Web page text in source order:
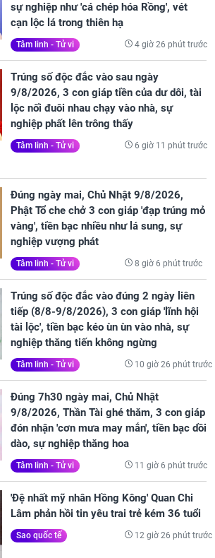
sự nghiệp như 'cá chép hóa Rồng', vét
cạn lộc lá trong thiên hạ
Tâm linh - Tử vi 4 giờ 26 phút trước
Trúng số độc đắc vào sau ngày
9/8/2026, 3 con giáp tiền của dư dôi, tài
lộc nối đuôi nhau chạy vào nhà, sự
nghiệp phất lên trông thấy
Tâm linh - Tử vi 6 giờ 11 phút trước
Đúng ngày mai, Chủ Nhật 9/8/2026,
Phật Tổ che chở 3 con giáp 'đạp trúng mỏ
vàng', tiền bạc nhiều như lá sung, sự
nghiệp vượng phát
Tâm linh - Tử vi 8 giờ 6 phút trước
Trúng số độc đắc vào đúng 2 ngày liên
tiếp (8/8-9/8/2026), 3 con giáp 'lĩnh hội
tài lộc', tiền bạc kéo ùn ùn vào nhà, sự
nghiệp thăng tiến không ngừng
Tâm linh - Tử vi 10 giờ 26 phút trước
Đúng 7h30 ngày mai, Chủ Nhật
9/8/2026, Thần Tài ghé thăm, 3 con giáp
đón nhận 'cơn mưa may mắn', tiền bạc dồi
dào, sự nghiệp thăng hoa
Tâm linh - Tử vi 11 giờ 6 phút trước
'Đệ nhất mỹ nhân Hồng Kông' Quan Chi
Lâm phản hồi tin yêu trai trẻ kém 36 tuổi
Sao quốc tế 12 giờ 26 phút trước